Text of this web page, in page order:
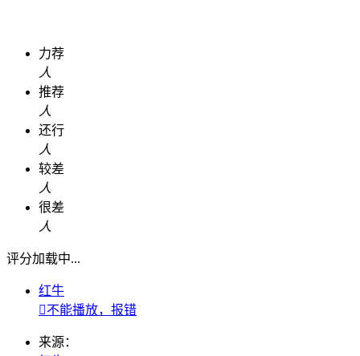
力荐
人
推荐
人
还行
人
较差
人
很差
人
评分加载中...
红牛
不能播放，报错
来源：